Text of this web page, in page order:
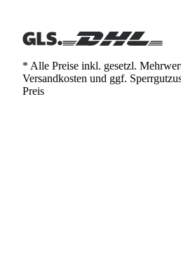
* Alle Preise inkl. gesetzl.
Versandkosten und ggf.
Preis